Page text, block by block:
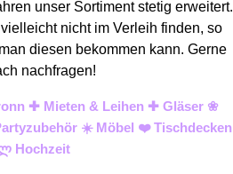
unser Sortiment stetig erweitert.
nicht im Verleih finden, so
diesen bekommen kann. Gerne
nachfragen!
✚ Mieten & Leihen ✚ Gläser ❀
☀️ Möbel ❤️ Tischdecken
Hochzeit